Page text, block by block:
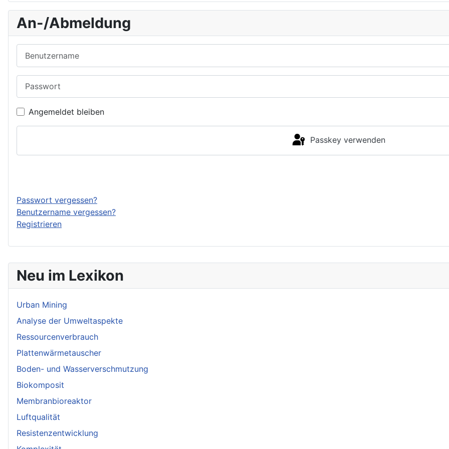
Neu im Lexikon
Urban Mining
Analyse der Umweltaspekte
Ressourcenverbrauch
Plattenwärmetauscher
Boden- und Wasserverschmutzung
Biokomposit
Membranbioreaktor
Luftqualität
Resistenzentwicklung
An-/Abmeldung
Angemeldet bleiben
Passkey verwenden
Passwort vergessen?
Benutzername vergessen?
Registrieren